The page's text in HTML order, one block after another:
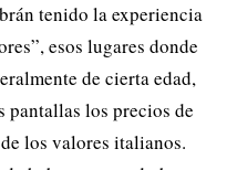
tenido la experiencia
esos lugares donde
de cierta edad,
pantallas los precios de
los valores italianos.